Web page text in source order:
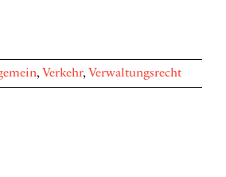
, Verkehr, Verwaltungsrecht